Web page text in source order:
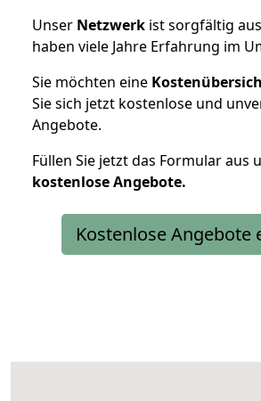
Unser Netzwerk ist sorgfältig
haben viele Jahre Erfahrung im
Sie möchten eine
Sie sich jetzt kostenlose und
Angebote.
Füllen Sie jetzt das Formular aus
kostenloseAngebote.
Kostenlose Angebote